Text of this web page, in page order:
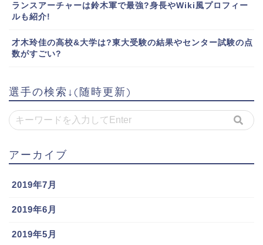
ランスアーチャーは鈴木軍で最強?身長やWiki風プロフィー
ルも紹介!
才木玲佳の高校&大学は?東大受験の結果やセンター試験の点
数がすごい?
選手の検索↓(随時更新)
アーカイブ
2019年7月
2019年6月
2019年5月